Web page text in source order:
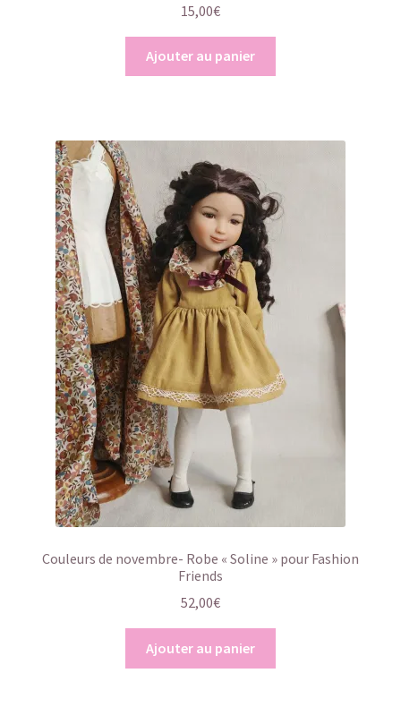
15,00€
Ajouter au panier
Couleurs de novembre- Robe « Soline » pour Fashion
Friends
52,00€
Ajouter au panier